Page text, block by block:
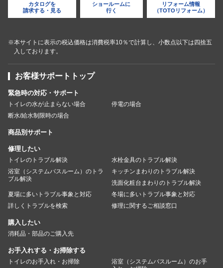
カタログを
請求する・見る
ショールームに
行く
リフォーム情報
（TOTOリフォーム）
※本サイトに表示の税込価格は消費税率10％で計算し、小数点以下は四捨五
入しております。
お客様サポートトップ
緊急時の対応・サポート
トイレの水が止まらない場合
停電の場合
断水/給水制限時の場合
商品別サポート
修理したい
トイレのトラブル解決
水栓金具のトラブル解決
浴室（システムバスルーム）のトラ
ブル解決
キッチンまわりのトラブル解決
洗面化粧台まわりのトラブル解決
夏場に多いトラブル事象と対応
冬場に多いトラブル事象と対応
詳しくトラブルを検索
修理に関するご相談窓口
購入したい
消耗品・部品のご購入先
お手入れする・お掃除する
トイレのお手入れ・お掃除
浴室（システムバスルーム）のお手